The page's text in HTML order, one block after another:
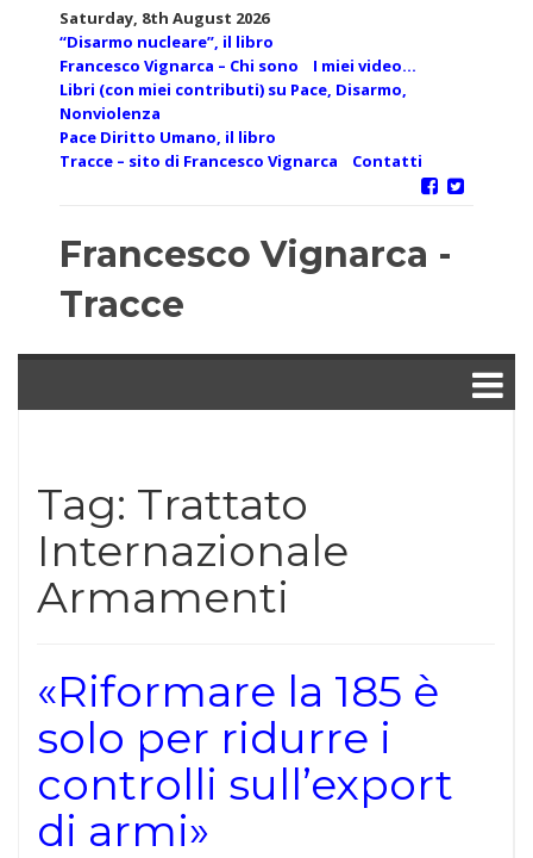
Saturday, 8th August 2026
“Disarmo nucleare”, il libro
Francesco Vignarca – Chi sono
I miei video…
Libri (con miei contributi) su Pace, Disarmo,
Nonviolenza
Pace Diritto Umano, il libro
Tracce – sito di Francesco Vignarca
Contatti
Francesco Vignarca -
Tracce
Tag: Trattato
Internazionale
Armamenti
«Riformare la 185 è
solo per ridurre i
controlli sull’export
di armi»